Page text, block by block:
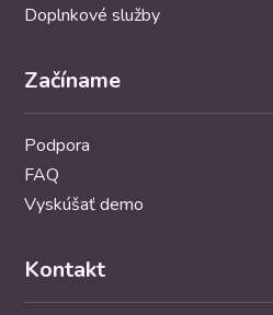
Doplnkové služby
Začíname
Podpora
FAQ
Vyskúšať demo
Kontakt